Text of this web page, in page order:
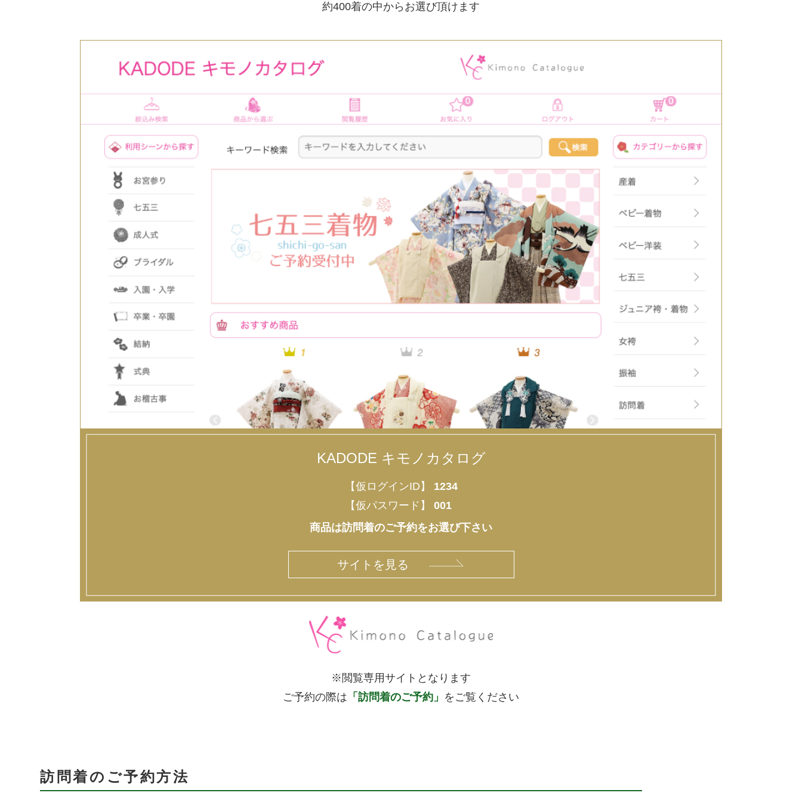
約400着の中からお選び頂けます
KADODE キモノカタログ
【仮ログインID】 1234
【仮パスワード】 001
商品は訪問着のご予約をお選び下さい
サイトを見る
※閲覧専用サイトとなります
ご予約の際は 「訪問着のご予約」 を ご覧ください
訪問着のご予約方法